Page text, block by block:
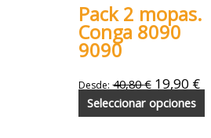
Pack 2 mopas.
Conga 8090
9090
Desde: 40,80€ 19,90 €
Seleccionar opciones